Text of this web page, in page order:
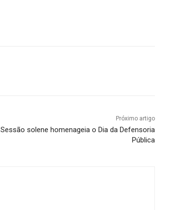
Próximo artigo
Sessão solene homenageia o Dia da Defensoria
Pública